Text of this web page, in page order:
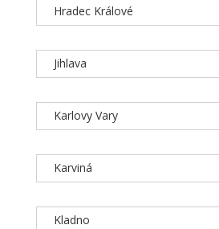
Hradec Králové
Jihlava
Karlovy Vary
Karviná
Kladno